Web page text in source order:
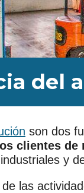
del
son dos
clientes de
y
las